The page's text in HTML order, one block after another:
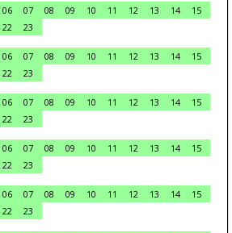
06 07 08 09 10 11 12 13 14
15
22
23
06 07 08 09 10 11 12 13 14
15
22
23
06 07 08 09 10 11 12 13 14
15
22
23
06 07 08 09 10 11 12 13 14
15
22
23
06 07 08 09 10 11 12 13 14
15
22
23